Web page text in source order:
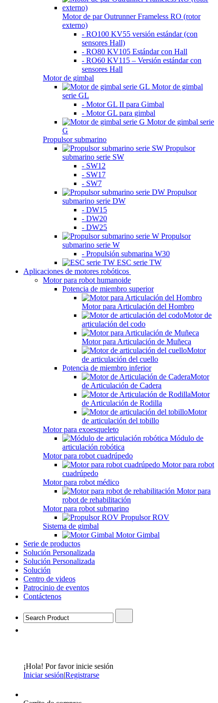
Motor de par Outrunner Frameless RO (rotor
externo)
- RO100 KV55 versión estándar (con
sensores Hall)
- RO80 KV105 Estándar con Hall
- RO60 KV115 – Versión estándar con
sensores Hall
Motor de gimbal
Motor de gimbal
serie GL
- Motor GL II para Gimbal
- Motor GL para gimbal
Motor de gimbal serie
G
Propulsor submarino
Propulsor
submarino serie SW
- SW12
- SW17
- SW7
Propulsor
submarino serie DW
- DW15
- DW20
- DW25
Propulsor
submarino serie W
- Propulsión submarina W30
ESC serie TW
Aplicaciones de motores robóticos
Motor para robot humanoide
Potencia de miembro superior
Motor para Articulación del Hombro
Motor de
articulación del codo
Motor para Articulación de Muñeca
Motor
de articulación del cuello
Potencia de miembro inferior
Motor
de Articulación de Cadera
Motor
de Articulación de Rodilla
Motor
de articulación del tobillo
Motor para exoesqueleto
Módulo de
articulación robótica
Motor para robot cuadrúpedo
Motor para robot
cuadrúpedo
Motor para robot médico
Motor para
robot de rehabilitación
Motor para robot submarino
Propulsor ROV
Sistema de gimbal
Motor Gimbal
Serie de productos
Solución Personalizada
Solución Personalizada
Solución
Centro de videos
Patrocinio de eventos
Contáctenos
¡Hola! Por favor inicie sesión
Iniciar sesión|Registrarse